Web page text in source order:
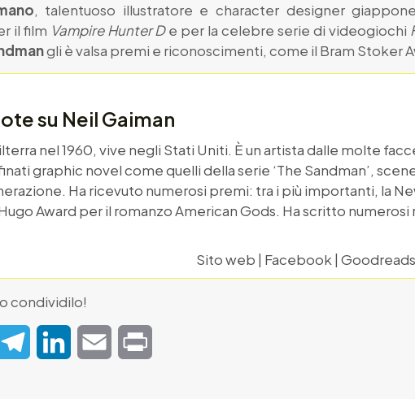
, talentuoso illustratore e character designer
il film Vampire Hunter De per la celebre serie di videogiochi
gli è valsa premi e riconoscimenti, come il Bram Stoker
su Neil Gaiman
nel 1960, vive negli Stati Uniti. È un artista dalle molte
graphic novel come quelli della serie ‘The Sandman’,
Ha ricevuto numerosi premi: tra i più importanti, la
Award per il romanzo American Gods. Ha scritto
Sito web | Facebook | Goodreads
condividilo!
TelegramLinkedIn Email